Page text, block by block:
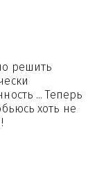
решить
... Теперь
хоть не